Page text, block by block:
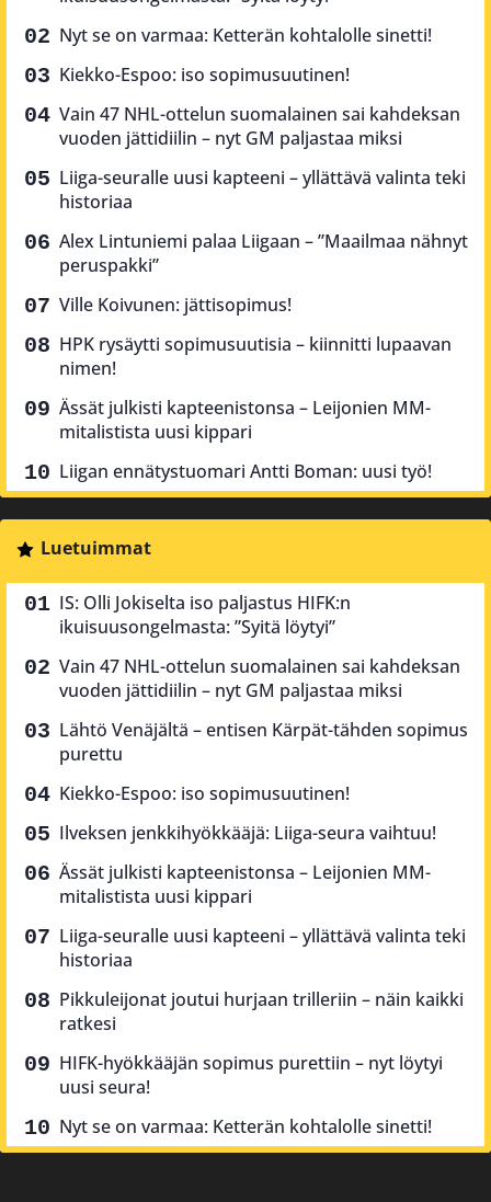
Nyt se on varmaa: Ketterän kohtalolle sinetti!
Kiekko-Espoo: iso sopimusuutinen!
Vain 47 NHL-ottelun suomalainen sai kahdeksan
vuoden jättidiilin – nyt GM paljastaa miksi
Liiga-seuralle uusi kapteeni – yllättävä valinta teki
historiaa
Alex Lintuniemi palaa Liigaan – ”Maailmaa nähnyt
peruspakki”
Ville Koivunen: jättisopimus!
HPK rysäytti sopimusuutisia – kiinnitti lupaavan
nimen!
Ässät julkisti kapteenistonsa – Leijonien MM-
mitalistista uusi kippari
Liigan ennätystuomari Antti Boman: uusi työ!
Luetuimmat
IS: Olli Jokiselta iso paljastus HIFK:n
ikuisuusongelmasta: ”Syitä löytyi”
Vain 47 NHL-ottelun suomalainen sai kahdeksan
vuoden jättidiilin – nyt GM paljastaa miksi
Lähtö Venäjältä – entisen Kärpät-tähden sopimus
purettu
Kiekko-Espoo: iso sopimusuutinen!
Ilveksen jenkkihyökkääjä: Liiga-seura vaihtuu!
Ässät julkisti kapteenistonsa – Leijonien MM-
mitalistista uusi kippari
Liiga-seuralle uusi kapteeni – yllättävä valinta teki
historiaa
Pikkuleijonat joutui hurjaan trilleriin – näin kaikki
ratkesi
HIFK-hyökkääjän sopimus purettiin – nyt löytyi
uusi seura!
Nyt se on varmaa: Ketterän kohtalolle sinetti!